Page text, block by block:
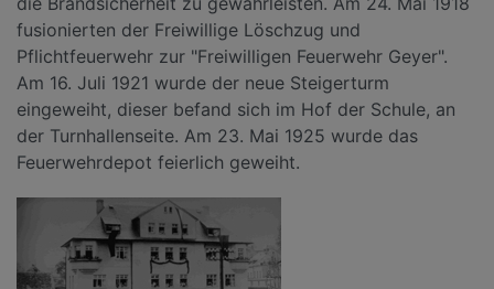
fusionierten der Freiwillige Löschzug und
Pflichtfeuerwehr zur "Freiwilligen Feuerwehr Geyer".
Am 16. Juli 1921 wurde der neue Steigerturm
eingeweiht, dieser befand sich im Hof der Schule, an
der Turnhallenseite. Am 23. Mai 1925 wurde das
Feuerwehrdepot feierlich geweiht.